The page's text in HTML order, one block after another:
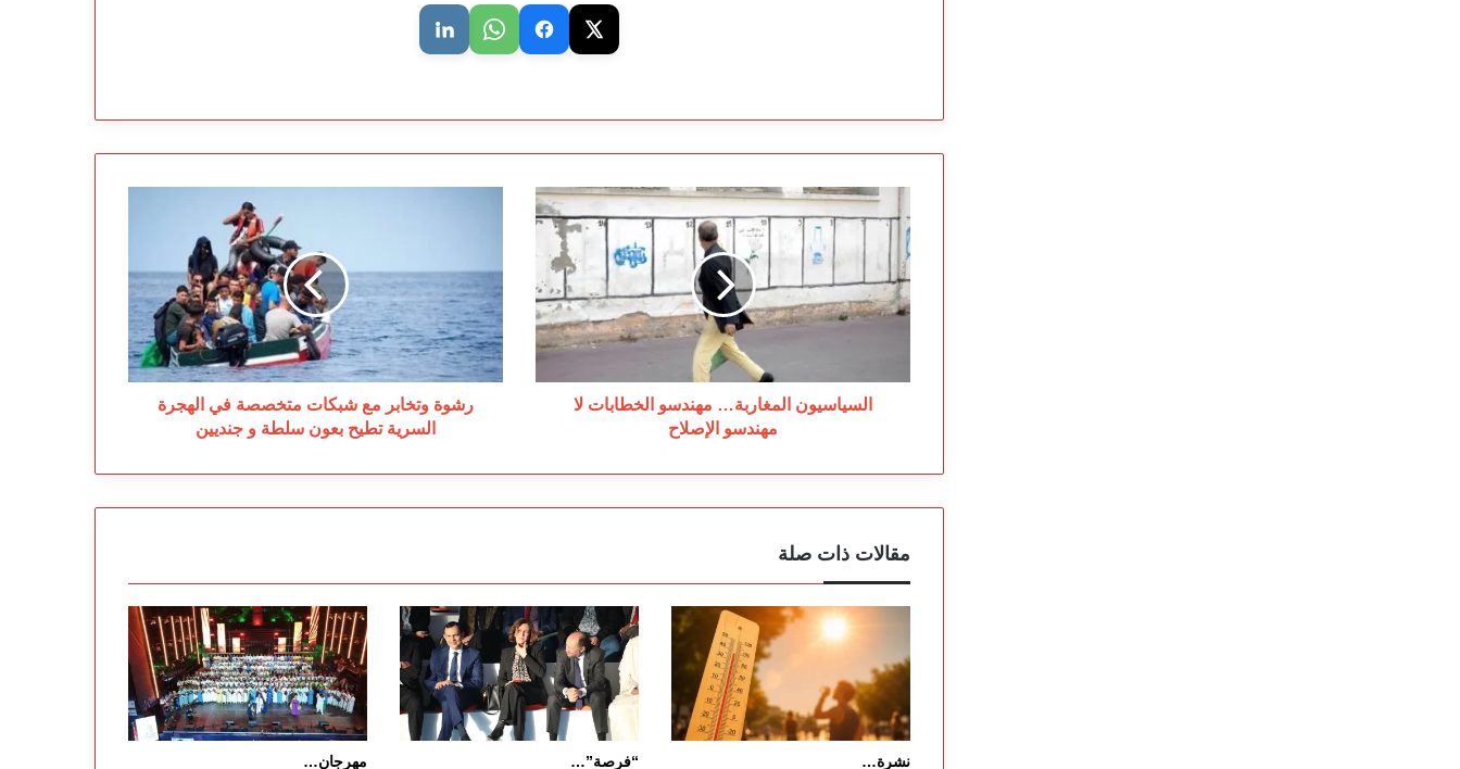
السياسيون
المغاربة…
مهندسو
الخطابات
لا
مهندسو
السياسيون المغاربة… مهندسو الخطابات لا
مهندسو الإصلاح
شبكات
متخصصة
في
الهجرة
السرية
تطيح
بعون
جنديين
رشوة وتخابر مع شبكات متخصصة في الهجرة
السرية تطيح بعون سلطة و جنديين
مقالات ذات صلة
نشرة… “فرصة”… مهرجان…